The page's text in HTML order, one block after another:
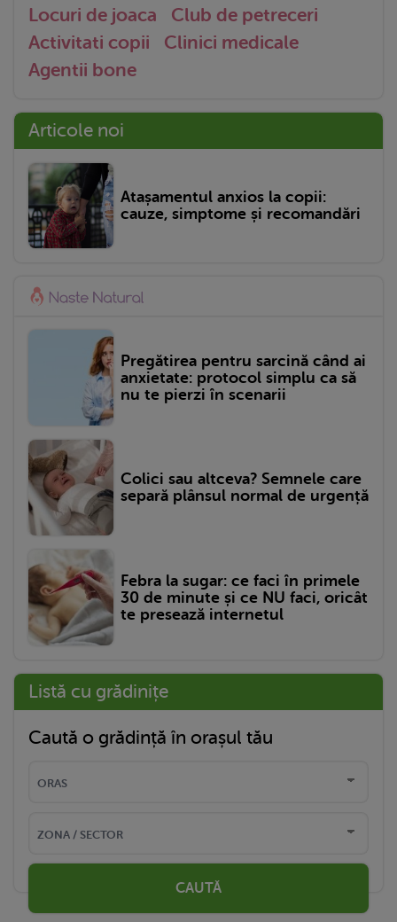
Locuri de joaca
Club de petreceri
Activitati copii
Clinici medicale
Agentii bone
Articole noi
Atașamentul anxios la copii:
cauze, simptome și recomandări
Pregătirea pentru sarcină când ai
anxietate: protocol simplu ca să
nu te pierzi în scenarii
Colici sau altceva? Semnele care
separă plânsul normal de urgență
Febra la sugar: ce faci în primele
30 de minute și ce NU faci, oricât
te presează internetul
Listă cu grădinițe
Caută o grădință în orașul tău
CAUTĂ